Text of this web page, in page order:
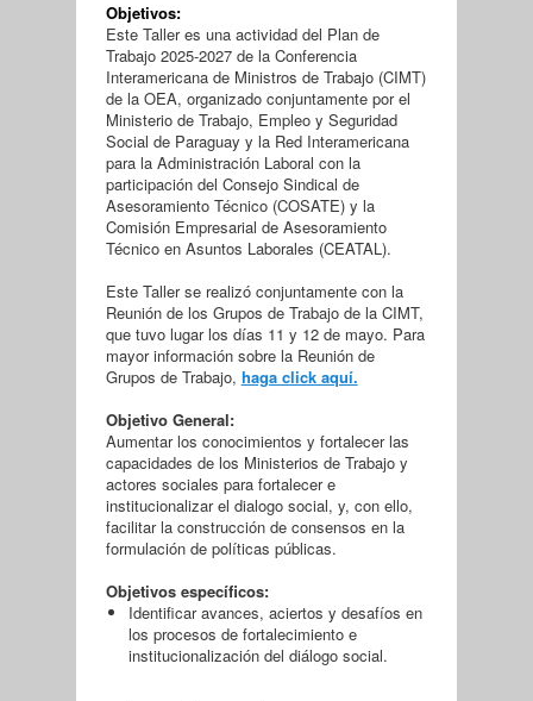
Objetivos:
Este Taller es una actividad del Plan de
Trabajo 2025-2027 de la Conferencia
Interamericana de Ministros de Trabajo (CIMT)
de la OEA, organizado conjuntamente por el
Ministerio de Trabajo, Empleo y Seguridad
Social de Paraguay y la Red Interamericana
para la Administración Laboral con la
participación del Consejo Sindical de
Asesoramiento Técnico (COSATE) y la
Comisión Empresarial de Asesoramiento
Técnico en Asuntos Laborales (CEATAL).
Este Taller se realizó conjuntamente con la
Reunión de los Grupos de Trabajo de la CIMT,
que tuvo lugar los días 11 y 12 de mayo. Para
mayor información sobre la Reunión de
Grupos de Trabajo, haga click aquí.
Objetivo General:
Aumentar los conocimientos y fortalecer las
capacidades de los Ministerios de Trabajo y
actores sociales para fortalecer e
institucionalizar el dialogo social, y, con ello,
facilitar la construcción de consensos en la
formulación de políticas públicas.
Objetivos específicos:
Identificar avances, aciertos y desafíos en
los procesos de fortalecimiento e
institucionalización del diálogo social.